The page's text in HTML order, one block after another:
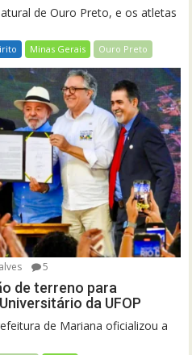
de Ouro Preto, e os atletas
Minas Gerais Ouro Preto
5
de terreno para
da UFOP
de Mariana oficializou a